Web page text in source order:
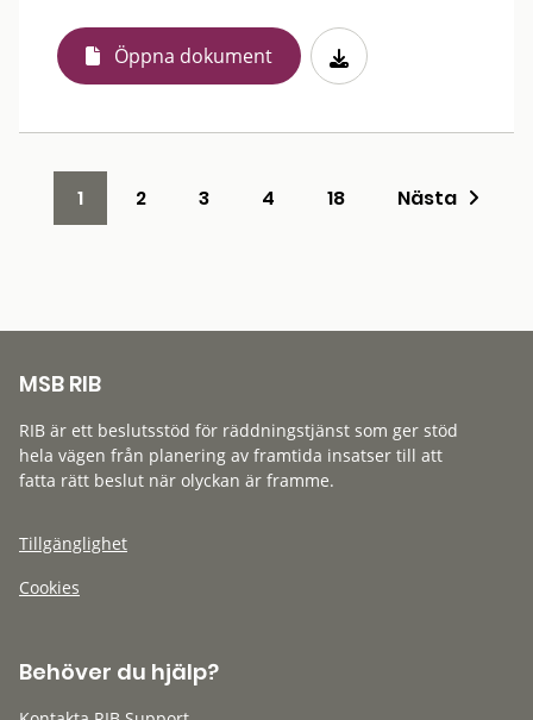
Öppna dokument
1 2 3 4 18 Nästa
MSB RIB
RIB är ett beslutsstöd för räddningstjänst som ger stöd
hela vägen från planering av framtida insatser till att
fatta rätt beslut när olyckan är framme.
Tillgänglighet
Cookies
Behöver du hjälp?